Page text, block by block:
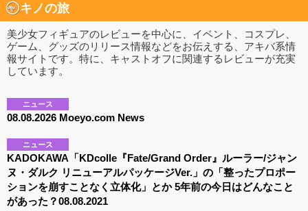
キノの旅
美少女フィギュアのレビューを中心に、イベント、コスプレ、
ゲーム、グッズのリリース情報などをお伝えする、アキバ系情
報サイトです。特に、キャストオフに関連するレビューが充実
しています。
ニュース
08.08.2026 Moeyo.com News
ニュース
KADOKAWA「KDcolle『Fate/Grand Order』ルーラー/ジャン
ヌ・ダルク リニューアルパッケージVer.」の「整ったプロポー
ションを崩すことなく立体化」とか 5年前の今日はどんなこと
があった？08.08.2021